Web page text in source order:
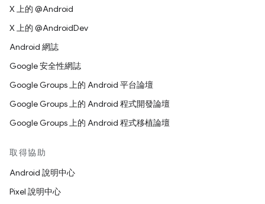
X 上的 @Android
X 上的 @AndroidDev
Android 網誌
Google 安全性網誌
Google Groups 上的 Android 平台論壇
Google Groups 上的 Android 程式開發論壇
Google Groups 上的 Android 程式移植論壇
取得協助
Android 說明中心
Pixel 說明中心